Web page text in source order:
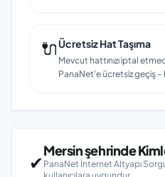
🔌Ücretsiz Hat Taşıma
Mevcut hattınızı iptal
PanaNet'e ücretsiz geçiş –
✔
Mersin şehrinde
PanaNet İnternet Altyapı